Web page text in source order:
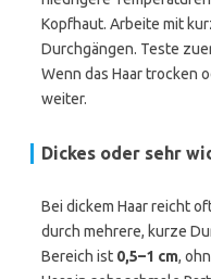
Kopfhaut. Arbeite mit
Durchgängen. Teste
Wenn das Haar trocken
weiter.
Dickes oder sehr
Bei dickem Haar reicht
durch mehrere, kurze
Bereich ist 0,5–1 cm,